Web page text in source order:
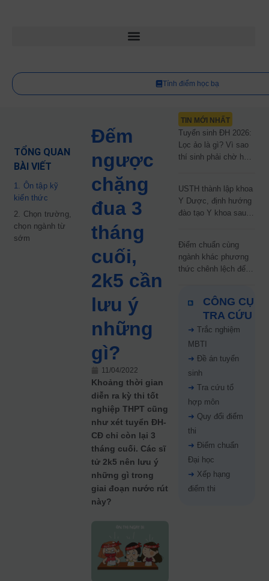
Tính điểm học bạ
TỔNG QUAN
BÀI VIẾT
1. Ôn tập kỹ
kiến thức
2. Chọn trường,
chọn ngành từ
sớm
Đếm
ngược
chặng
đua 3
tháng
cuối,
2k5 cần
lưu ý
những
gì?
11/04/2022
Khoảng thời gian
diễn ra kỳ thi tốt
nghiệp THPT cũng
như xét tuyển ĐH-
CĐ chỉ còn lại 3
tháng cuối. Các sĩ
tử 2k5 nên lưu ý
những gì trong
giai đoạn nước rút
này?
TIN MỚI NHẤT
Tuyển sinh ĐH 2026:
Lọc ảo là gì? Vì sao
thí sinh phải chờ hơn
USTH thành lập khoa
Y Dược, định hướng
đào tạo Y khoa sau
Điểm chuẩn cùng
ngành khác phương
thức chênh lệch đến
CÔNG CỤ
TRA CỨU
➜ Trắc nghiệm
MBTI
➜ Đề án tuyển
sinh
➜ Tra cứu tổ
hợp môn
➜ Quy đổi điểm
thi
➜ Điểm chuẩn
Đại học
➜ Xếp hạng
điểm thi